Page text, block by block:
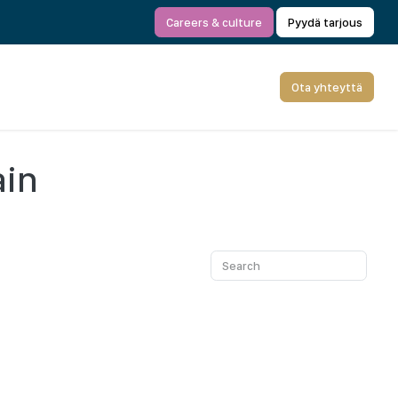
Careers & culture Pyydä tarjous
Ota yhteyttä